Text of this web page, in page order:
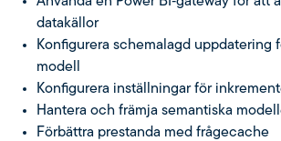
datakällor
Konfigurera schemalagd uppdatering
modell
Konfigurera inställningar för
Hantera och främja semantiska
Förbättra prestanda med frågecache